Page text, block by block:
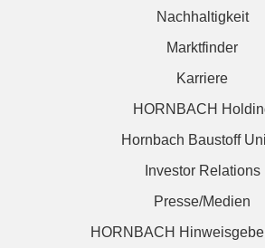
Nachhaltigkeit
Marktfinder
Karriere
HORNBACH
Hornbach Baustoff
Investor Relations
Presse/Medien
HORNBACH